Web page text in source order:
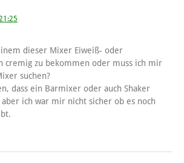
dieser Mixer Eiweiß- oder
cremig zu bekommen oder muss ich mir
suchen?
dass ein Barmixer oder auch Shaker
ich war mir nicht sicher ob es noch